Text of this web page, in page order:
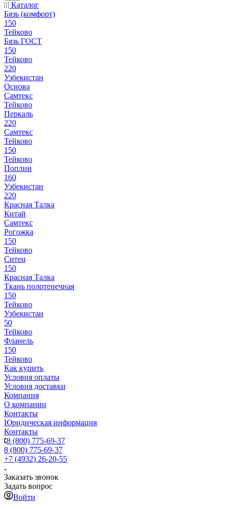
Каталог
Бязь (комфорт)
150
Тейково
Бязь ГОСТ
150
Тейково
220
Узбекистан
Основа
Самтекс
Тейково
Перкаль
220
Самтекс
Тейково
150
Тейково
Поплин
160
Узбекистан
220
Красная Талка
Китай
Самтекс
Рогожка
150
Тейково
Ситец
150
Красная Талка
Ткань полотенечная
150
Тейково
Узбекистан
50
Тейково
Фланель
150
Тейково
Как купить
Условия оплаты
Условия доставки
Компания
О компании
Контакты
Юридическая информация
Контакты
8 (800) 775-69-37
8 (800) 775-69-37
+7 (4932) 26-20-55
Заказать звонок
Задать вопрос
Войти